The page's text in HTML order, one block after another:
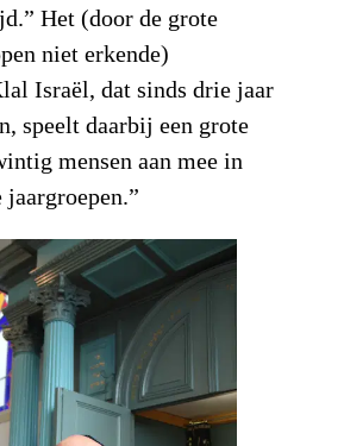
Het (door de grote
niet erkende)
Israël, dat sinds drie jaar
speelt daarbij een grote
mensen aan mee in